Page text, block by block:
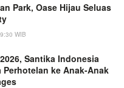
Park, Oase Hijau Seluas
WIB
Santika Indonesia
Perhotelan ke Anak-Anak